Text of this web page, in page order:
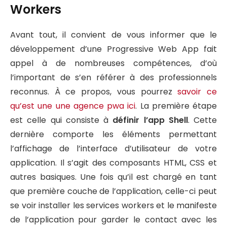
Workers
Avant tout, il convient de vous informer que le
développement d’une Progressive Web App fait
appel à de nombreuses compétences, d’où
l’important de s’en référer à des professionnels
reconnus. À ce propos, vous pourrezsavoir ce
qu’est une une agence pwa ici. La première étape
est celle qui consiste à définir l’app Shell. Cette
dernière comporte les éléments permettant
l’affichage de l’interface d’utilisateur de votre
application. Il s’agit des composants HTML, CSS et
autres basiques. Une fois qu’il est chargé en tant
que première couche de l’application, celle-ci peut
se voir installer les services workers et le manifeste
de l’application pour garder le contact avec les